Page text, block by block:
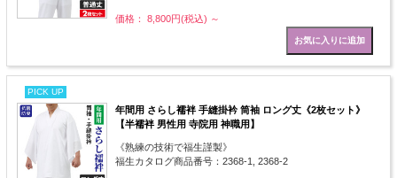
価格： 8,800円(税込) ～
PICK UP
年間用 さらし襦袢 手縫掛衿 筒袖 ロング丈《2枚セット》
【半襦袢 男性用 寺院用 神職用】
《熟練の技術で福生謹製》
福生カタログ商品番号：2368-1, 2368-2